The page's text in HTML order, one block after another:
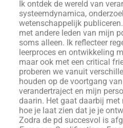
Ik ontdek de wereld van
systeemdynamica,
wetenschappelijk
met andere leden van mijn
soms alleen. Ik reflecteer
leerproces en ontwikkeling
maar ook met een critical
proberen we vanuit
houden op de voortgang
verandertraject en mijn
daarin. Het gaat daarbij met
hoe je laat zien dat je je
Zodra de pd succesvol is